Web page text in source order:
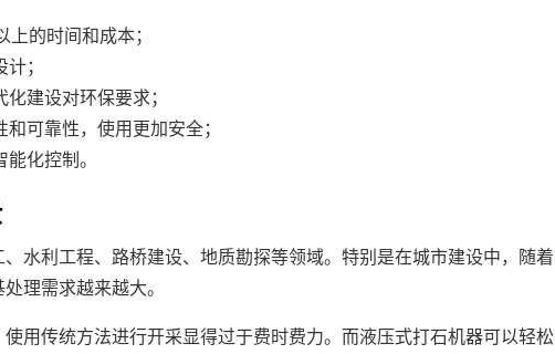
的时间和成本；
；
建设对环保要求；
可靠性，使用更加安全；
化控制。
水利工程、路桥建设、地质勘探等领域。特别是在城市建设中，随着
理需求越来越大。
用传统方法进行开采显得过于费时费力。而液压式打石机器可以轻松